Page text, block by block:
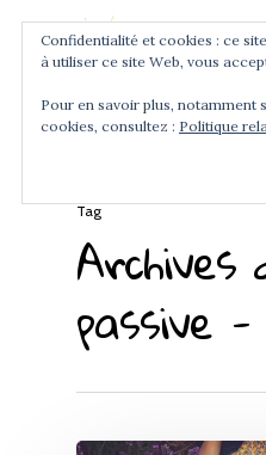
Hit enter to
Tag
Archives
passive
Confidentialité et cookies : ce
à utiliser ce site Web, vous
Pour en savoir plus, notamment
cookies, consultez : Politique